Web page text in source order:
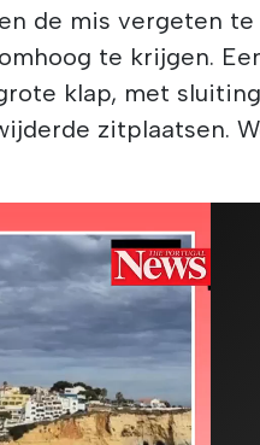
de mis vergeten te
te krijgen.
klap, met
zitplaatsen.